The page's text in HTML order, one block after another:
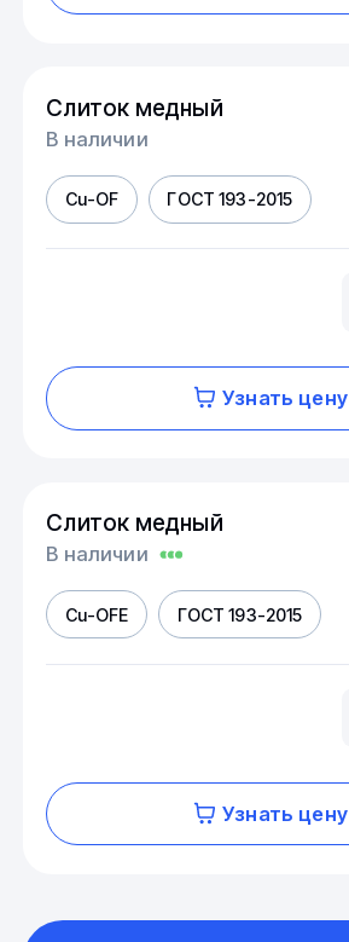
Слиток медный
В наличии
Cu-OF ГОСТ 193-2015
Узнать цену
Слиток медный
В наличии
Cu-OFE ГОСТ 193-2015
Узнать цену